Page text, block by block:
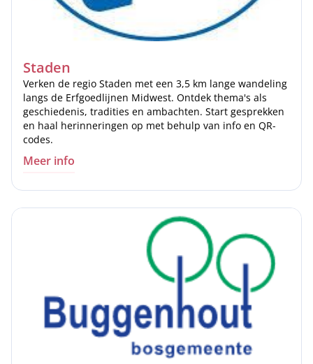
Staden
Verken de regio Staden met een 3,5 km lange wandeling
langs de Erfgoedlijnen Midwest. Ontdek thema's als
geschiedenis, tradities en ambachten. Start gesprekken
en haal herinneringen op met behulp van info en QR-
codes.
Meer info